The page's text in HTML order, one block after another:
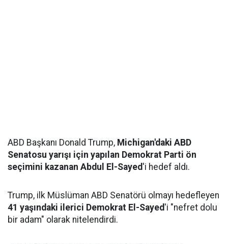
ABD Başkanı Donald Trump, Michigan'daki ABD
Senatosu yarışı için yapılan Demokrat Parti ön
seçimini kazanan Abdul El-Sayed'i hedef aldı.
Trump, ilk Müslüman ABD Senatörü olmayı hedefleyen
41 yaşındaki ilerici Demokrat El-Sayed'i "nefret dolu
bir adam" olarak nitelendirdi.